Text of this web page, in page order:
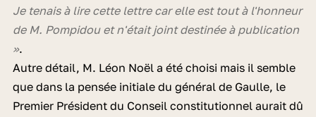
Je tenais à lire cette lettre car elle est tout à l'honneur
de M. Pompidou et n'était joint destinée à publication
».
Autre détail, M. Léon Noël a été choisi mais il semble
que dans la pensée initiale du général de Gaulle, le
Premier Président du Conseil constitutionnel aurait dû